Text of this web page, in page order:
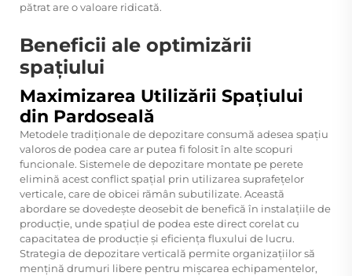
pătrat are o valoare ridicată.
Beneficii ale optimizării
spațiului
Maximizarea Utilizării Spațiului
din Pardoseală
Metodele tradiționale de depozitare consumă adesea spațiu
valoros de podea care ar putea fi folosit în alte scopuri
funcionale. Sistemele de depozitare montate pe perete
elimină acest conflict spațial prin utilizarea suprafețelor
verticale, care de obicei rămân subutilizate. Această
abordare se dovedește deosebit de benefică în instalațiile de
producție, unde spațiul de podea este direct corelat cu
capacitatea de producție și eficiența fluxului de lucru.
Strategia de depozitare verticală permite organizațiilor să
mențină drumuri libere pentru mișcarea echipamentelor,